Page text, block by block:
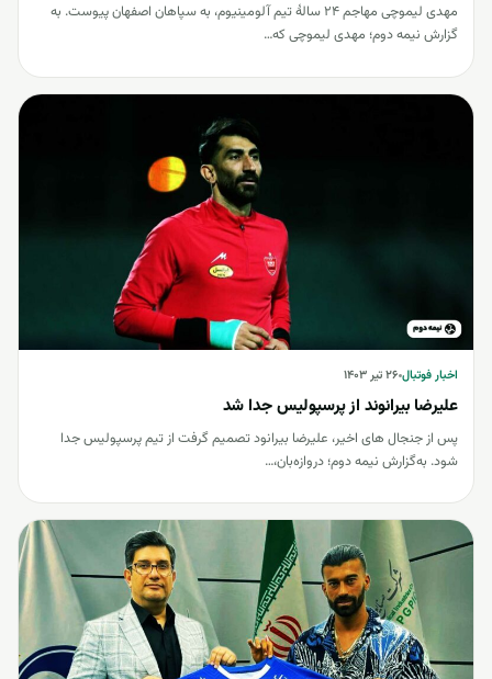
مهدی لیموچی مهاجم 24 سالۀ تیم آلومینیوم، به سپاهان اصفهان پیوست. به
گزارش نیمه دوم؛ مهدی لیموچی که…
اخبار فوتبال ۲۶ تیر ۱۴۰۳
علیرضا بیرانوند از پرسپولیس جدا شد
پس از جنجال های اخیر، علیرضا بیرانود تصمیم گرفت از تیم پرسپولیس جدا
شود. به‌گزارش نیمه دوم؛ دروازه‌بان،…